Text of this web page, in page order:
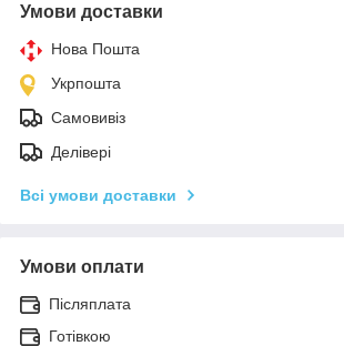
Умови доставки
Нова Пошта
Укрпошта
Самовивіз
Делівері
Всі умови доставки
Умови оплати
Післяплата
Готівкою